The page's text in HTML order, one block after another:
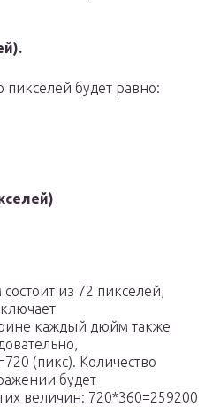
пикселей будет равно:
из 72 пикселей,
каждый дюйм также
(пикс). Количество
будет
величин: 720*360=259200